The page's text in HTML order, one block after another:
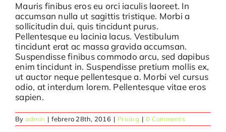
Gestión de CAEs
Industria alimentaria
Mauris finibus eros eu orci iaculis laoreet. In
accumsan nulla ut sagittis tristique. Morbi a
sollicitudin dui, quis tincidunt purus.
Pellentesque eu lacinia lacus. Vestibulum
tincidunt erat ac massa gravida accumsan.
Suspendisse finibus commodo arcu, sed dapibus
enim tincidunt in. Suspendisse pretium mollis ex,
ut auctor neque pellentesque a. Morbi vel cursus
odio, at interdum lorem. Pellentesque vitae eros
sapien.
By admin | febrero 28th, 2016 | Pricing | 0 Comments